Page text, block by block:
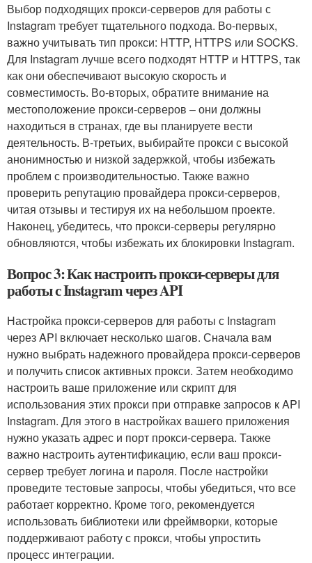
Выбор подходящих прокси-серверов для работы с
Instagram требует тщательного подхода. Во-первых,
важно учитывать тип прокси: HTTP, HTTPS или SOCKS.
Для Instagram лучше всего подходят HTTP и HTTPS, так
как они обеспечивают высокую скорость и
совместимость. Во-вторых, обратите внимание на
местоположение прокси-серверов – они должны
находиться в странах, где вы планируете вести
деятельность. В-третьих, выбирайте прокси с высокой
анонимностью и низкой задержкой, чтобы избежать
проблем с производительностью. Также важно
проверить репутацию провайдера прокси-серверов,
читая отзывы и тестируя их на небольшом проекте.
Наконец, убедитесь, что прокси-серверы регулярно
обновляются, чтобы избежать их блокировки Instagram.
Вопрос 3: Как настроить прокси-серверы для
работы с Instagram через API
Настройка прокси-серверов для работы с Instagram
через API включает несколько шагов. Сначала вам
нужно выбрать надежного провайдера прокси-серверов
и получить список активных прокси. Затем необходимо
настроить ваше приложение или скрипт для
использования этих прокси при отправке запросов к API
Instagram. Для этого в настройках вашего приложения
нужно указать адрес и порт прокси-сервера. Также
важно настроить аутентификацию, если ваш прокси-
сервер требует логина и пароля. После настройки
проведите тестовые запросы, чтобы убедиться, что все
работает корректно. Кроме того, рекомендуется
использовать библиотеки или фреймворки, которые
поддерживают работу с прокси, чтобы упростить
процесс интеграции.